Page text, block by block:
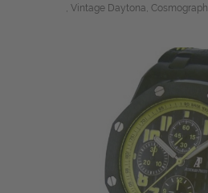
, Vintage Daytona,